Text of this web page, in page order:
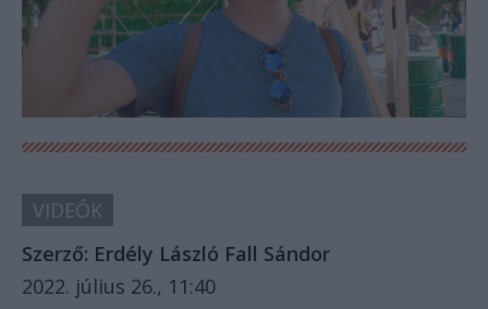
VIDEÓK
Szerző: Erdély László Fall Sándor
2022. július 26., 11:40